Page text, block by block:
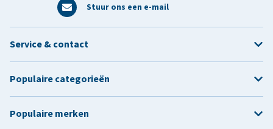
Stuur ons een e-mail
Service & contact
Populaire categorieën
Populaire merken